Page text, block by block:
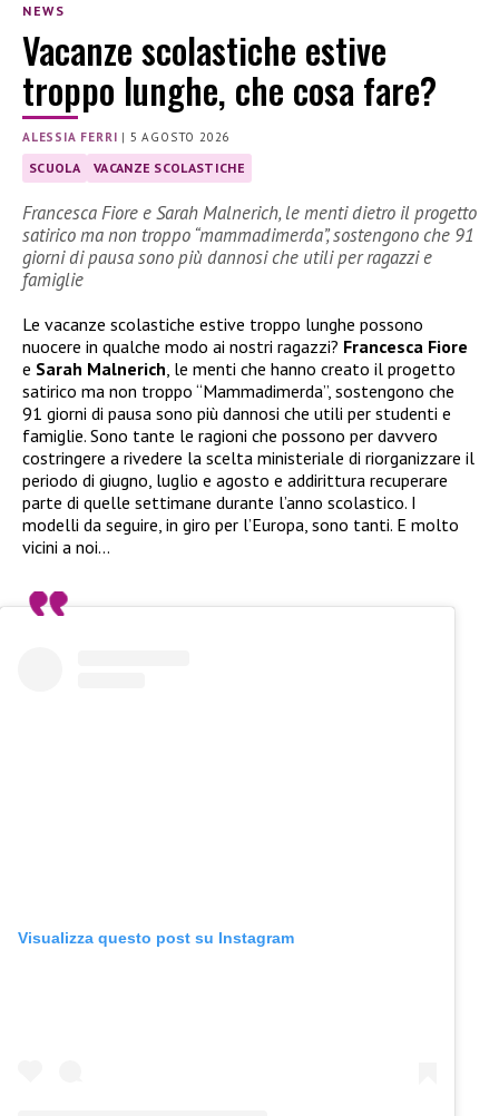
NEWS
Vacanze scolastiche estive
troppo lunghe, che cosa fare?
ALESSIA FERRI | 5 AGOSTO 2026
SCUOLA VACANZE SCOLASTICHE
Francesca Fiore e Sarah Malnerich, le menti dietro il progetto
satirico ma non troppo “mammadimerda”, sostengono che 91
giorni di pausa sono più dannosi che utili per ragazzi e
famiglie
Le vacanze scolastiche estive troppo lunghe possono
nuocere in qualche modo ai nostri ragazzi? Francesca Fiore
e Sarah Malnerich , le menti che hanno creato il progetto
satirico ma non troppo “Mammadimerda”, sostengono che
91 giorni di pausa sono più dannosi che utili per studenti e
famiglie. Sono tante le ragioni che possono per davvero
costringere a rivedere la scelta ministeriale di riorganizzare il
periodo di giugno, luglio e agosto e addirittura recuperare
parte di quelle settimane durante l’anno scolastico. I
modelli da seguire, in giro per l’Europa, sono tanti. E molto
vicini a noi…
Visualizza questo post su Instagram